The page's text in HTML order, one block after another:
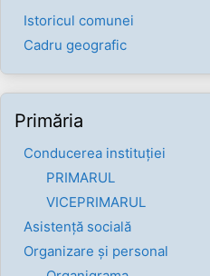
Istoricul comunei
Cadru geografic
Primăria
Conducerea instituției
PRIMARUL
VICEPRIMARUL
Asistență socială
Organizare și personal